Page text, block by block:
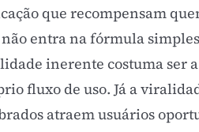
que recompensam
entra na fórmula
inerente costuma ser
fluxo de uso. Já a
atraem usuários